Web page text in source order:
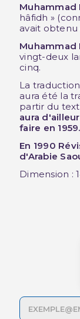
Muhammad
hâfidh »
avait obtenu
Muhammad
vingt-deux
cinq.
La
aura été la
partir du
aura
faire en 1959.
En 1990
d'Arabie
Dimension :